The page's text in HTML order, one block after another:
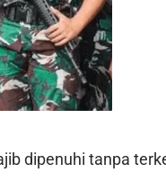
dipenuhi tanpa